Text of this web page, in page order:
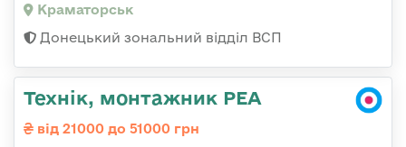
Краматорськ
Донецький зональний відділ ВСП
Технік, монтажник РЕА
від 21000 до 51000 грн